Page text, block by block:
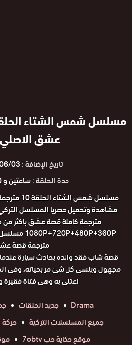
عشق الاصلي HD
تاريخ الإضافة :03
مدة الحلقة :ساعتين و 30 دقيقة
مسلسل
مترجمة كاملة قصة عشق باكثر من
مترجمة قصة
قصة شاب فقد والده بحادث سيارة
مجهول وينسى كل شئ مر بحياته، وفى
اعتنى به وهى فتاة فقيرة
Drama
جديد الحلقات
جميع المسلسلات التركية
حركة
موقع حكاية حب 7obtv